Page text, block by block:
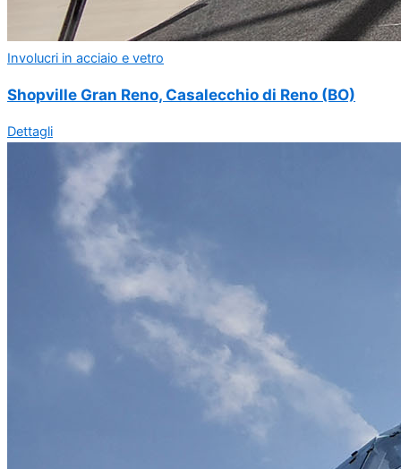
Involucri in acciaio e vetro
Shopville Gran Reno, Casalecchio di Reno (BO)
Dettagli